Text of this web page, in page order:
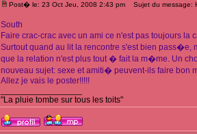
Post� le: 23 Oct Jeu, 2008 2:43 pm Sujet du message:
South
Faire crac-crac avec un ami ce n'est pas toujours
Surtout quand au lit la rencontre s'est bien
que la relation n'est plus tout � fait la m�me. Un
nouveau sujet: sexe et amiti� peuvent-ils faire bon
Allez je vais le poster!!!!!
"La pluie tombe sur tous les toits"